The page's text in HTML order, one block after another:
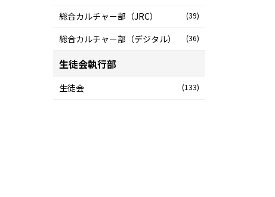
総合カルチャー部（JRC） (39)
総合カルチャー部（デジタル） (36)
生徒会執行部
生徒会 (133)